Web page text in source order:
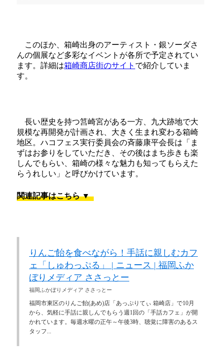
このほか、箱崎出身のアーティスト・銀ソーダさ
んの個展など多彩なイベントが各所で予定されてい
ます。詳細は箱崎商店街のサイト で紹介していま
す。
長い歴史を持つ筥崎宮がある一方、九大跡地で大
規模な再開発が計画され、大きく生まれ変わる箱崎
地区。ハコフェス実行委員会の斉藤康平会長は「ま
ずはお参りをしていただき、その後はまち歩きも楽
しんでもらい、箱崎の様々な魅力も知ってもらえた
らうれしい」と呼びかけています。
関連記事はこちら ▼
りんご飴を食べながら！手話に親しむカフ
ェ「しゅわっぷる」 | ニュース | 福岡ふか
ぼりメディア ささっとー
福岡ふかぼりメディア ささっとー
福岡市東区のりんご飴(あめ)店「あっぷりてぃ 箱崎店」で10月
から、気軽に手話に親しんでもらう週1回の「手話カフェ」が開
かれています。毎週水曜の正午～午後3時、聴覚に障害のあるス
タッフ...